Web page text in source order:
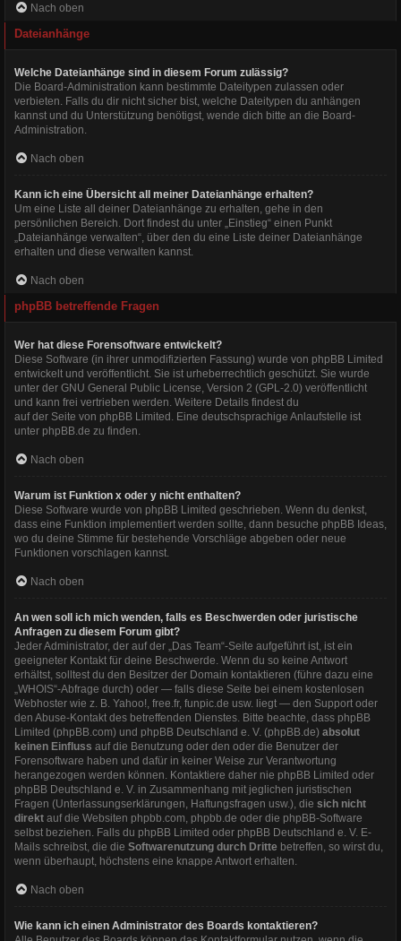
Nach oben
Dateianhänge
Welche Dateianhänge sind in diesem Forum zulässig?
Die Board-Administration kann bestimmte Dateitypen zulassen oder
verbieten. Falls du dir nicht sicher bist, welche Dateitypen du anhängen
kannst und du Unterstützung benötigst, wende dich bitte an die Board-
Administration.
Nach oben
Kann ich eine Übersicht all meiner Dateianhänge erhalten?
Um eine Liste all deiner Dateianhänge zu erhalten, gehe in den
persönlichen Bereich. Dort findest du unter „Einstieg“ einen Punkt
„Dateianhänge verwalten“, über den du eine Liste deiner Dateianhänge
erhalten und diese verwalten kannst.
Nach oben
phpBB betreffende Fragen
Wer hat diese Forensoftware entwickelt?
Diese Software (in ihrer unmodifizierten Fassung) wurde von phpBB Limited
entwickelt und veröffentlicht. Sie ist urheberrechtlich geschützt. Sie wurde
unter der GNU General Public License, Version 2 (GPL-2.0) veröffentlicht
und kann frei vertrieben werden. Weitere Details findest du
auf der Seite von phpBB Limited. Eine deutschsprachige Anlaufstelle ist
unter phpBB.de zu finden.
Nach oben
Warum ist Funktion x oder y nicht enthalten?
Diese Software wurde von phpBB Limited geschrieben. Wenn du denkst,
dass eine Funktion implementiert werden sollte, dann besuche phpBB Ideas,
wo du deine Stimme für bestehende Vorschläge abgeben oder neue
Funktionen vorschlagen kannst.
Nach oben
An wen soll ich mich wenden, falls es Beschwerden oder juristische
Anfragen zu diesem Forum gibt?
Jeder Administrator, der auf der „Das Team“-Seite aufgeführt ist, ist ein
geeigneter Kontakt für deine Beschwerde. Wenn du so keine Antwort
erhältst, solltest du den Besitzer der Domain kontaktieren (führe dazu eine
„WHOIS“-Abfrage durch) oder — falls diese Seite bei einem kostenlosen
Webhoster wie z. B. Yahoo!, free.fr, funpic.de usw. liegt — den Support oder
den Abuse-Kontakt des betreffenden Dienstes. Bitte beachte, dass phpBB
Limited (phpBB.com) und phpBB Deutschland e. V. (phpBB.de) absolut
keinen Einfluss auf die Benutzung oder den oder die Benutzer der
Forensoftware haben und dafür in keiner Weise zur Verantwortung
herangezogen werden können. Kontaktiere daher nie phpBB Limited oder
phpBB Deutschland e. V. in Zusammenhang mit jeglichen juristischen
Fragen (Unterlassungserklärungen, Haftungsfragen usw.), die sich nicht
direkt auf die Websiten phpbb.com, phpbb.de oder die phpBB-Software
selbst beziehen. Falls du phpBB Limited oder phpBB Deutschland e. V. E-
Mails schreibst, die die Softwarenutzung durch Dritte betreffen, so wirst du,
wenn überhaupt, höchstens eine knappe Antwort erhalten.
Nach oben
Wie kann ich einen Administrator des Boards kontaktieren?